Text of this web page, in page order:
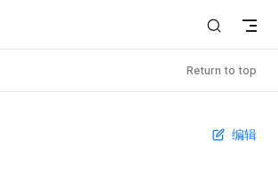
Return to top
编辑